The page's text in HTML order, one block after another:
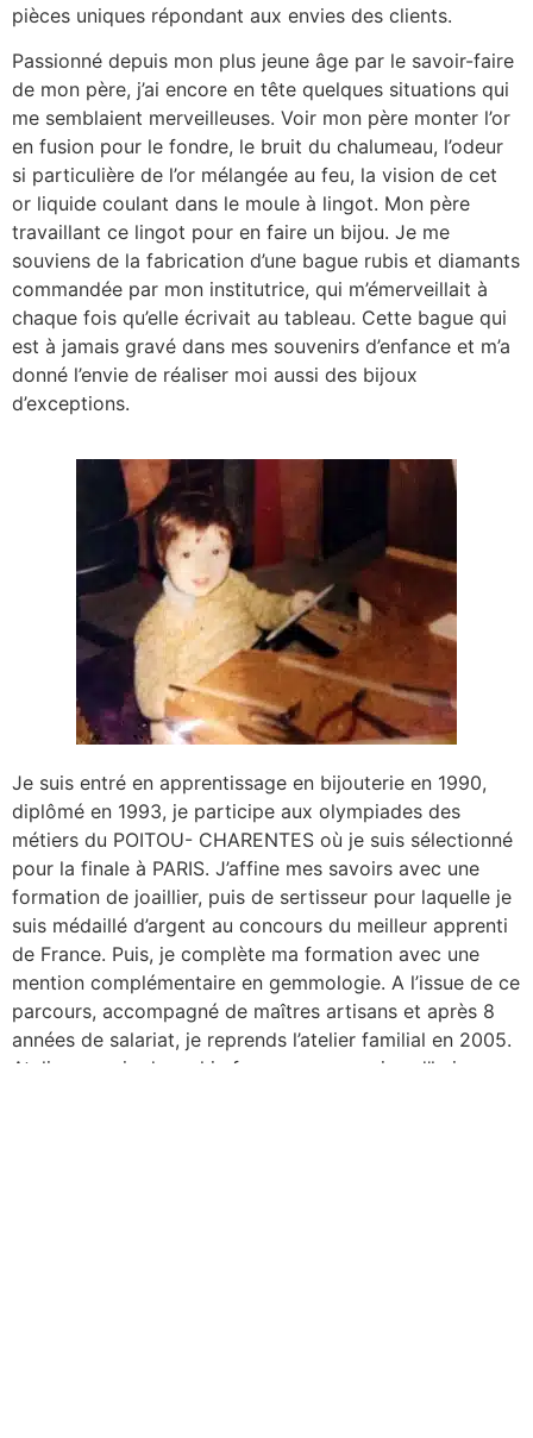
pièces uniques répondant aux envies des clients.
Passionné depuis mon plus jeune âge par le savoir-faire
de mon père, j’ai encore en tête quelques situations qui
me semblaient merveilleuses. Voir mon père monter l’or
en fusion pour le fondre, le bruit du chalumeau, l’odeur
si particulière de l’or mélangée au feu, la vision de cet
or liquide coulant dans le moule à lingot. Mon père
travaillant ce lingot pour en faire un bijou. Je me
souviens de la fabrication d’une bague rubis et diamants
commandée par mon institutrice, qui m’émerveillait à
chaque fois qu’elle écrivait au tableau. Cette bague qui
est à jamais gravé dans mes souvenirs d’enfance et m’a
donné l’envie de réaliser moi aussi des bijoux
d’exceptions.
Je suis entré en apprentissage en bijouterie en 1990,
diplômé en 1993, je participe aux olympiades des
métiers du POITOU- CHARENTES où je suis sélectionné
pour la finale à PARIS. J’affine mes savoirs avec une
formation de joaillier, puis de sertisseur pour laquelle je
suis médaillé d’argent au concours du meilleur apprenti
de France. Puis, je complète ma formation avec une
mention complémentaire en gemmologie. A l’issue de ce
parcours, accompagné de maîtres artisans et après 8
années de salariat, je reprends l’atelier familial en 2005.
Atelier au sein duquel je forme encore aujourd’hui, un